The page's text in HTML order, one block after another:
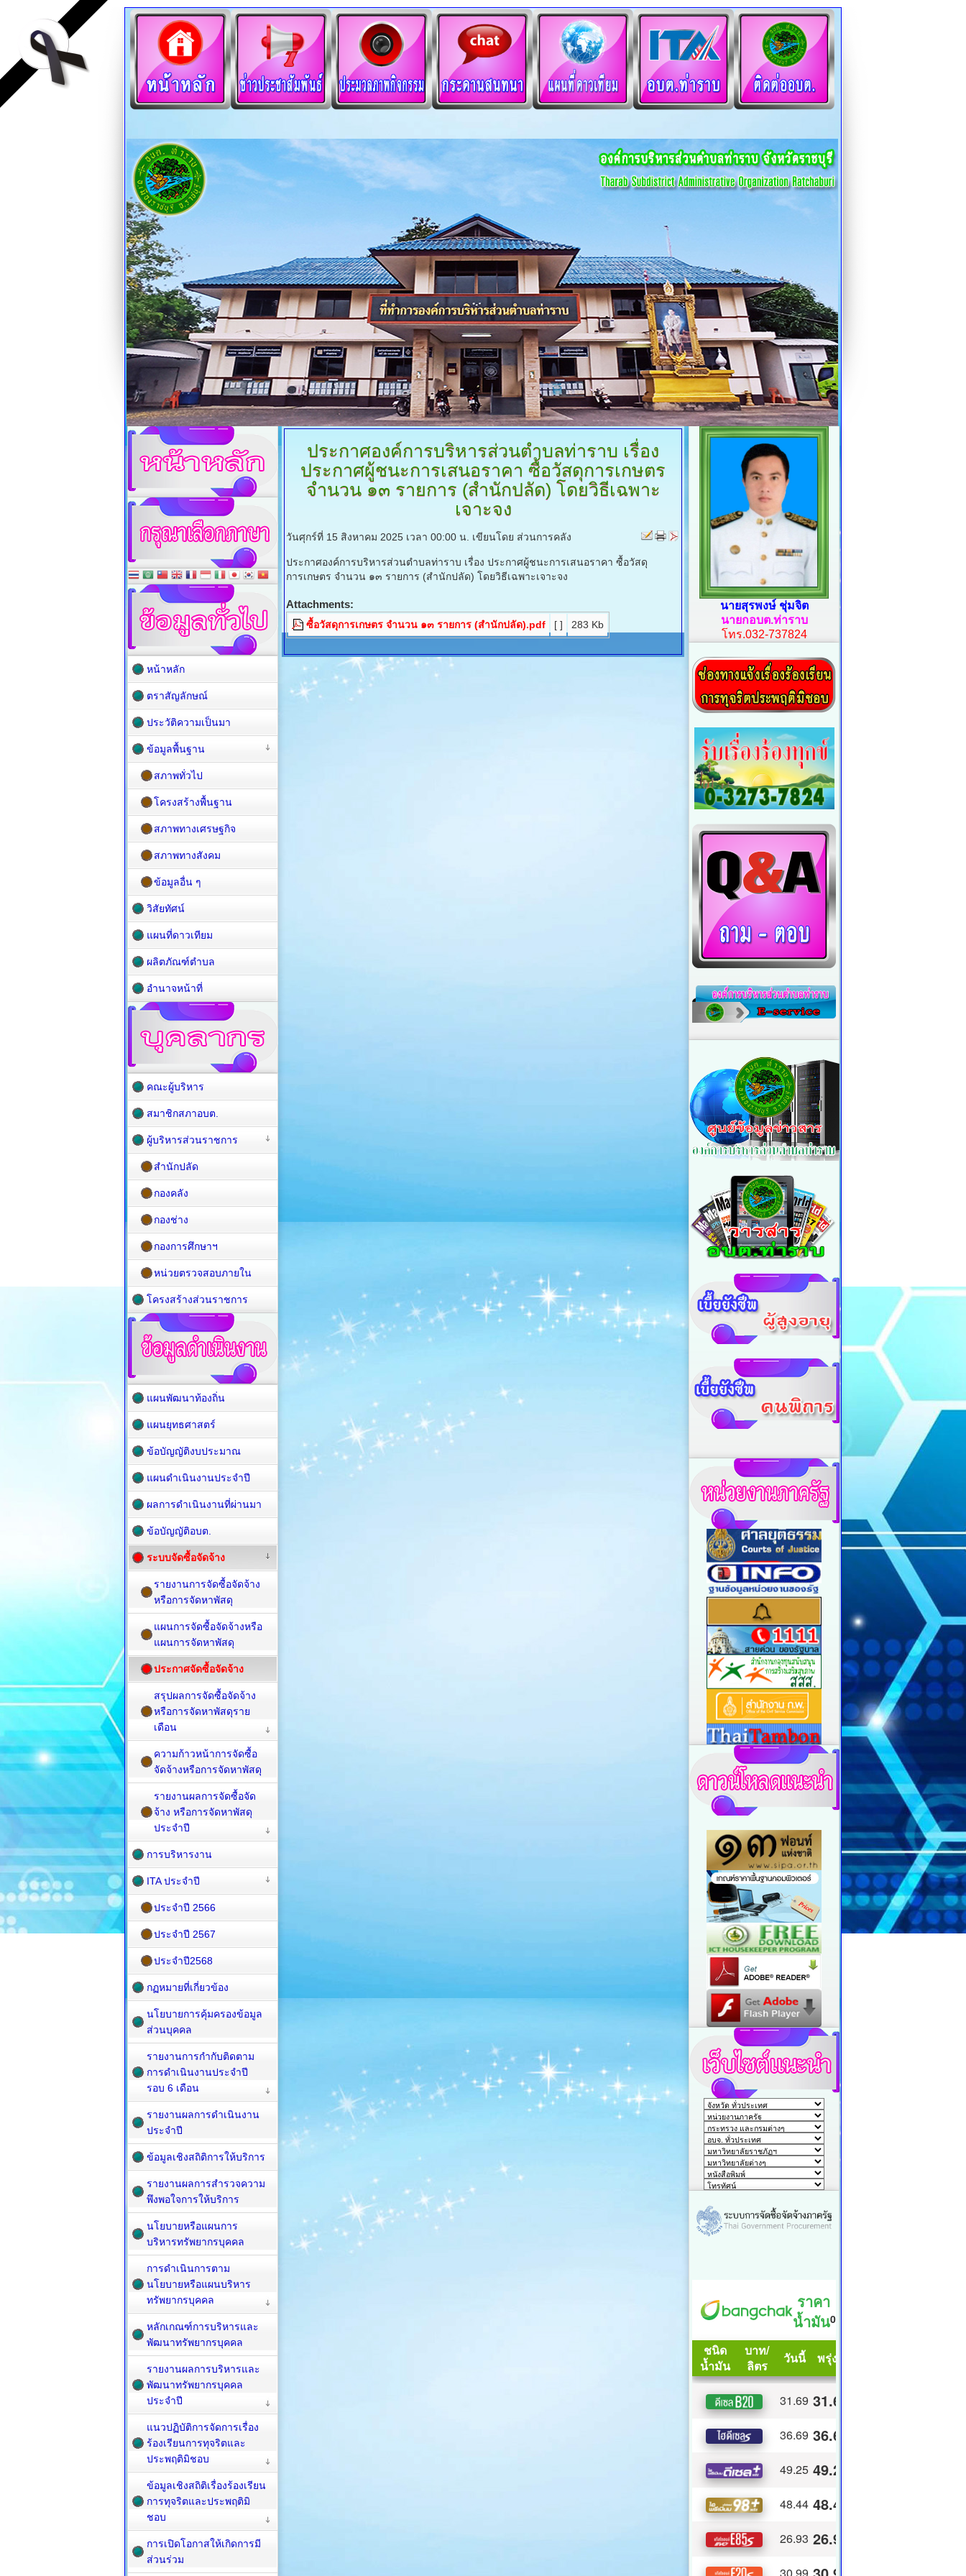
ประกาศองค์การบริหารส่วนตำบลท่าราบ เรื่อง
ประกาศผู้ชนะการเสนอราคา ซื้อวัสดุการเกษตร
จำนวน ๑๓ รายการ (สำนักปลัด) โดยวิธีเฉพาะ
เจาะจง
วันศุกร์ที่ 15 สิงหาคม 2025 เวลา 00:00 น. เขียนโดย ส่วนการคลัง
ประกาศองค์การบริหารส่วนตำบลท่าราบ เรื่อง ประกาศผู้ชนะการเสนอราคา ซื้อวัสดุ
การเกษตร จำนวน ๑๓ รายการ (สำนักปลัด) โดยวิธีเฉพาะเจาะจง
Attachments:
ซื้อวัสดุการเกษตร จำนวน ๑๓ รายการ (สำนักปลัด).pdf [ ] 283 Kb
หน้าหลัก
ตราสัญลักษณ์
ประวัติความเป็นมา
ข้อมูลพื้นฐาน
สภาพทั่วไป
โครงสร้างพื้นฐาน
สภาพทางเศรษฐกิจ
สภาพทางสังคม
ข้อมูลอื่น ๆ
วิสัยทัศน์
แผนที่ดาวเทียม
ผลิตภัณฑ์ตำบล
อำนาจหน้าที่
คณะผู้บริหาร
สมาชิกสภาอบต.
ผู้บริหารส่วนราชการ
สำนักปลัด
กองคลัง
กองช่าง
กองการศึกษาฯ
หน่วยตรวจสอบภายใน
โครงสร้างส่วนราชการ
แผนพัฒนาท้องถิ่น
แผนยุทธศาสตร์
ข้อบัญญัติงบประมาณ
แผนดำเนินงานประจำปี
ผลการดำเนินงานที่ผ่านมา
ข้อบัญญัติอบต.
ระบบจัดซื้อจัดจ้าง
รายงานการจัดซื้อจัดจ้าง
หรือการจัดหาพัสดุ
แผนการจัดซื้อจัดจ้างหรือ
แผนการจัดหาพัสดุ
ประกาศจัดซื้อจัดจ้าง
สรุปผลการจัดซื้อจัดจ้าง
หรือการจัดหาพัสดุราย
เดือน
ความก้าวหน้าการจัดซื้อ
จัดจ้างหรือการจัดหาพัสดุ
รายงานผลการจัดซื้อจัด
จ้าง หรือการจัดหาพัสดุ
ประจำปี
การบริหารงาน
ITA ประจำปี
ประจำปี 2566
ประจำปี 2567
ประจำปี2568
กฏหมายที่เกี่ยวข้อง
นโยบายการคุ้มครองข้อมูล
ส่วนบุคคล
รายงานการกำกับติดตาม
การดำเนินงานประจำปี
รอบ 6 เดือน
รายงานผลการดำเนินงาน
ประจำปี
ข้อมูลเชิงสถิติการให้บริการ
รายงานผลการสำรวจความ
พึงพอใจการให้บริการ
นโยบายหรือแผนการ
บริหารทรัพยากรบุคคล
การดำเนินการตาม
นโยบายหรือแผนบริหาร
ทรัพยากรบุคคล
หลักเกณฑ์การบริหารและ
พัฒนาทรัพยากรบุคคล
รายงานผลการบริหารและ
พัฒนาทรัพยากรบุคคล
ประจำปี
แนวปฏิบัติการจัดการเรื่อง
ร้องเรียนการทุจริตและ
ประพฤติมิชอบ
ข้อมูลเชิงสถิติเรื่องร้องเรียน
การทุจริตและประพฤติมิ
ชอบ
การเปิดโอกาสให้เกิดการมี
ส่วนร่วม
นายสุรพงษ์ ชุ่มจิต
นายกอบต.ท่าราบ
โทร.032-737824